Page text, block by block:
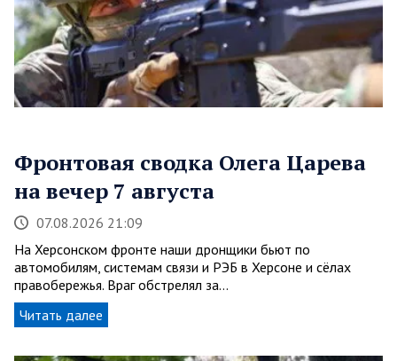
Фронтовая сводка Олега Царева
на вечер 7 августа
07.08.2026 21:09
На Херсонском фронте наши дронщики бьют по
автомобилям, системам связи и РЭБ в Херсоне и сёлах
правобережья. Враг обстрелял за…
Читать далее